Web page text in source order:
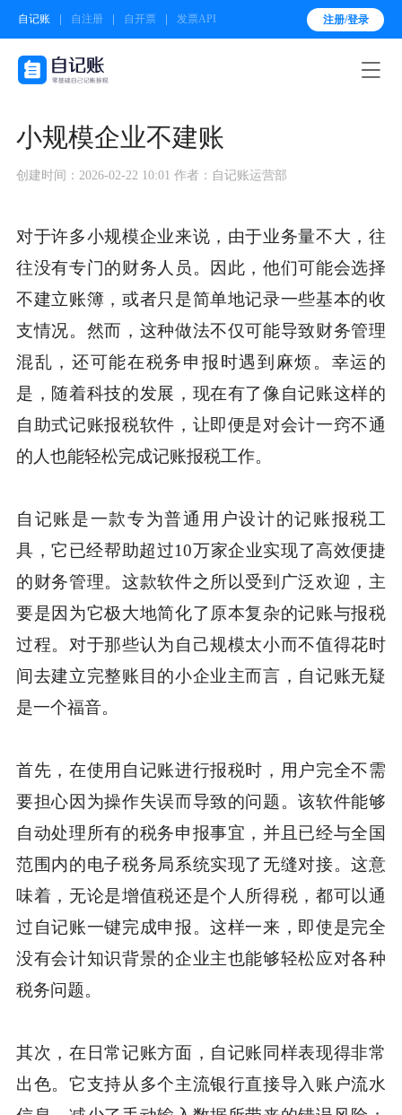
自记账 自注册 自开票 发票API 注册/登录

小规模企业不建账
创建时间：2026-02-22 10:01 作者：自记账运营部
对于许多小规模企业来说，由于业务量不大，往
往没有专门的财务人员。因此，他们可能会选择
不建立账簿，或者只是简单地记录一些基本的收
支情况。然而，这种做法不仅可能导致财务管理
混乱，还可能在税务申报时遇到麻烦。幸运的
是，随着科技的发展，现在有了像自记账这样的
自助式记账报税软件，让即便是对会计一窍不通
的人也能轻松完成记账报税工作。
自记账是一款专为普通用户设计的记账报税工
具，它已经帮助超过10万家企业实现了高效便捷
的财务管理。这款软件之所以受到广泛欢迎，主
要是因为它极大地简化了原本复杂的记账与报税
过程。对于那些认为自己规模太小而不值得花时
间去建立完整账目的小企业主而言，自记账无疑
是一个福音。
首先，在使用自记账进行报税时，用户完全不需
要担心因为操作失误而导致的问题。该软件能够
自动处理所有的税务申报事宜，并且已经与全国
范围内的电子税务局系统实现了无缝对接。这意
味着，无论是增值税还是个人所得税，都可以通
过自记账一键完成申报。这样一来，即使是完全
没有会计知识背景的企业主也能够轻松应对各种
税务问题。
其次，在日常记账方面，自记账同样表现得非常
出色。它支持从多个主流银行直接导入账户流水